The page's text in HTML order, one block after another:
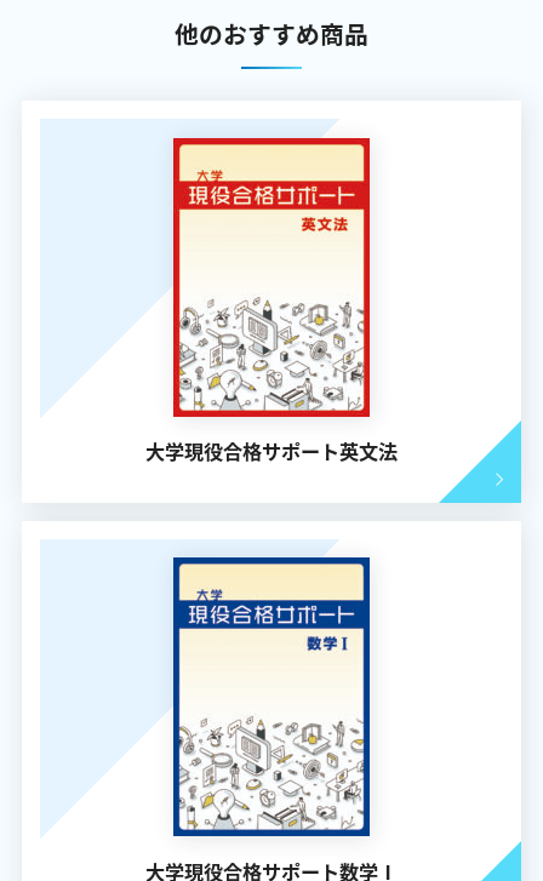
他のおすすめ商品
大学現役合格サポート英文法
大学現役合格サポート数学Ⅰ